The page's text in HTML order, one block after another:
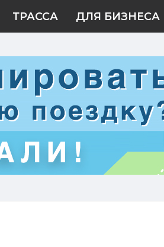
ТРАССА ДЛЯ БИЗНЕСА